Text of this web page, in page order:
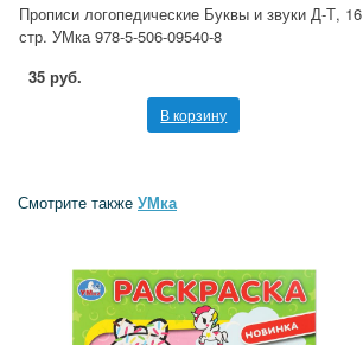
Прописи логопедические Буквы и звуки Д-Т, 16
стр. УМка 978-5-506-09540-8
35 руб.
В корзину
Смотрите также УМка